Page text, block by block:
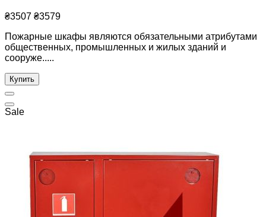
₴3507 ₴3579
Пожарные шкафы являются обязательными атрибутами
общественных, промышленных и жилых зданий и
сооруже.....
Купить
Sale